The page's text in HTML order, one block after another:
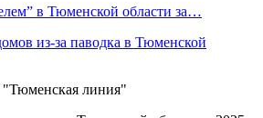
в Тюменской области за…
из-за паводка в Тюменской